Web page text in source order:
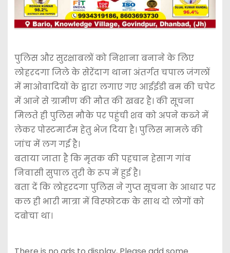
पुलिस और सुरक्षाबलों को निशाना बनाने के लिए
लोहरदगा जिले के सेरेंदाग थाना अंतर्गत चपाल जंगलों
में माओवादियों के द्वारा लगाए गए आईईडी बम की चपेट
में आने से ग्रामीण की मौत की खबर है। की सूचना
मिलते ही पुलिस मौके पर पहुंची शव को अपने कब्जे में
लेकर पोस्टमार्टम हेतु भेज दिया है। पुलिस मामले की
जांच में लग गई है।
बताया जाता है कि मृतक की पहचान हेसाग गांव
निवासी सुपाल तुरी के रूप में हुई है।
बता दें कि लोहरदगा पुलिस ने गुप्त सूचना के आधार पर
कल ही भारी मात्रा में विस्फोटक के साथ दो लोगों को
दबोचा था।